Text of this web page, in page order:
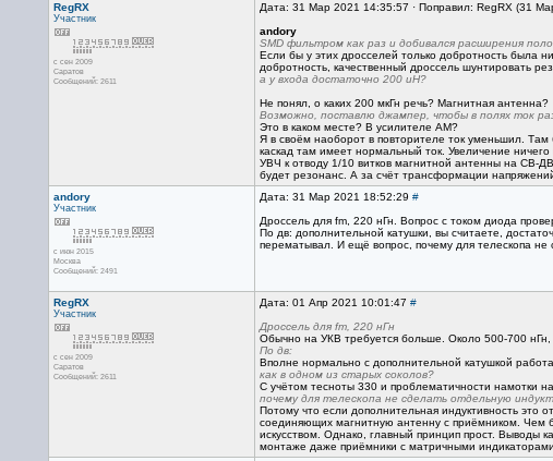
RegRX
Участник
с сен 2009
Саратов
Сообщений: 2611
Дата: 31 Мар 2021 14:35:57 · Поправил: RegRX (31
andory
SMD фильтром как раз и добивался расширения
Если бы у этих дросселей только добротность была
добротность, качественный дроссель шунтировать
а у входа достаточно 200 uH?
Не понял, о каких 200 мкГн речь? Магнитная антенна?
Возможно, поставлю джампер, чтобы в полях ток
Это в каком месте? В усилителе АМ?
Я в своём наоборот в повторителе ток уменьшил.
каскад там имеет нормальный ток. Увеличение
УВЧ к отводу 1/10 витков магнитной антенны на СВ-
будет резонанс. А за счёт трансформации
andory
Участник
с июн 2015
Москва
Сообщений: 2491
Дата: 31 Мар 2021 18:52:29 #
Дроссель для fm, 220 нГн. Вопрос с током диода
По дв: дополнительной катушки, вы считаете,
перематывал. И ещё вопрос, почему для телескопа не
RegRX
Участник
с сен 2009
Саратов
Сообщений: 2611
Дата: 01 Апр 2021 10:01:47 #
Дроссель для fm, 220 нГн
Обычно на УКВ требуется больше. Около 500-700 нГн,
По дв:
Вполне нормально с дополнительной катушкой
как в одном из старых соколов?
С учётом тесноты 330 и проблематичности намотки
почему для телескопа не сделать отдельную
Потому что если дополнительная индуктивность
соединяющих магнитную антенну с приёмником. Чем
искусством. Однако, главный принцип прост. Выводы
монтаже даже приёмники с матричными индикаторами